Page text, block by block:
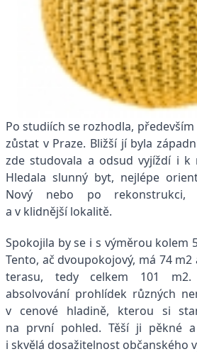
Po studiích se rozhodla,
zůstat v Praze. Bližší jí byla
zde studovala a odsud vyjíždí i k
Hledala slunný byt, nejlépe
Nový nebo po rekonstrukci,
a v klidnější lokalitě.
Spokojila by se i s výměrou kolem
Tento, ač dvoupokojový, má 74
terasu, tedy celkem 101
absolvování prohlídek různých
v cenové hladině, kterou si
na první pohled. Těší ji pěkné
i skvělá dosažitelnost občanského